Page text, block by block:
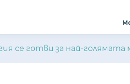
се готви за най-